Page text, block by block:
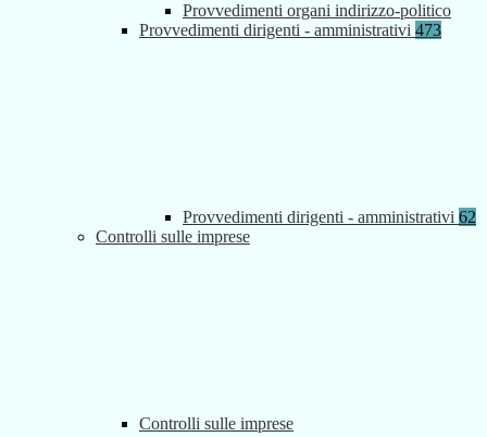
Provvedimenti organi indirizzo-politico
Provvedimenti dirigenti - amministrativi 473
Provvedimenti dirigenti - amministrativi 62
Controlli sulle imprese
Controlli sulle imprese